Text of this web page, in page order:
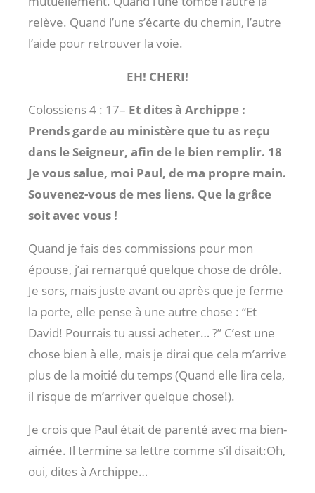
relève. Quand l’une s’écarte du chemin, l’autre
l’aide pour retrouver la voie.
EH! CHERI!
Colossiens 4 : 17– Et dites à Archippe :
Prends garde au ministère que tu as reçu
dans le Seigneur, afin de le bien remplir. 18
Je vous salue, moi Paul, de ma propre main.
Souvenez-vous de mes liens. Que la grâce
soit avec vous !
Quand je fais des commissions pour mon
épouse, j’ai remarqué quelque chose de drôle.
Je sors, mais juste avant ou après que je ferme
la porte, elle pense à une autre chose : “Et
David! Pourrais tu aussi acheter… ?” C’est une
chose bien à elle, mais je dirai que cela m’arrive
plus de la moitié du temps (Quand elle lira cela,
il risque de m’arriver quelque chose!).
Je crois que Paul était de parenté avec ma bien-
aimée. Il termine sa lettre comme s’il disait:Oh,
oui, dites à Archippe…